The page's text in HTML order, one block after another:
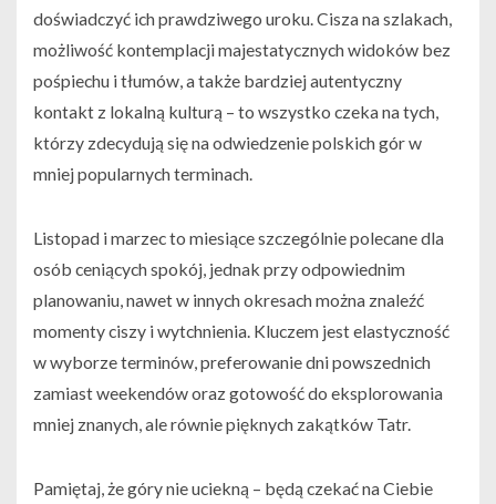
doświadczyć ich prawdziwego uroku. Cisza na szlakach,
możliwość kontemplacji majestatycznych widoków bez
pośpiechu i tłumów, a także bardziej autentyczny
kontakt z lokalną kulturą – to wszystko czeka na tych,
którzy zdecydują się na odwiedzenie polskich gór w
mniej popularnych terminach.
Listopad i marzec to miesiące szczególnie polecane dla
osób ceniących spokój, jednak przy odpowiednim
planowaniu, nawet w innych okresach można znaleźć
momenty ciszy i wytchnienia. Kluczem jest elastyczność
w wyborze terminów, preferowanie dni powszednich
zamiast weekendów oraz gotowość do eksplorowania
mniej znanych, ale równie pięknych zakątków Tatr.
Pamiętaj, że góry nie uciekną – będą czekać na Ciebie